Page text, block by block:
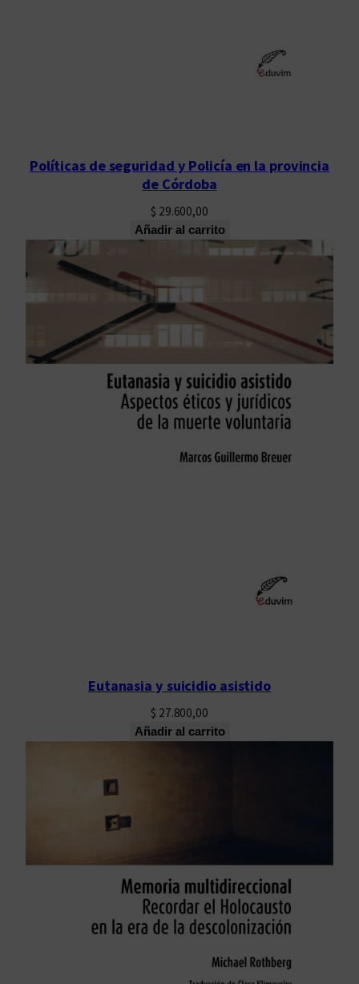
Políticas de seguridad y Policía en la provincia
de Córdoba
$ 29.600,00
Añadir al carrito
Eutanasia y suicidio asistido
$ 27.800,00
Añadir al carrito